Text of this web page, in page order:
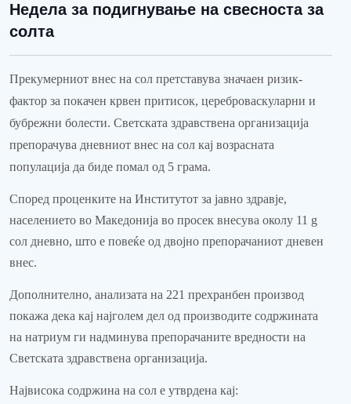
Недела за подигнување на свесноста за
солта
Прекумерниот внес на сол претставува значаен ризик-
фактор за покачен крвен притисок, цереброваскуларни и
бубрежни болести. Светската здравствена организација
препорачува дневниот внес на сол кај возрасната
популација да биде помал од 5 грама.
Според проценките на Институтот за јавно здравје,
населението во Македонија во просек внесува околу 11 g
сол дневно, што е повеќе од двојно препорачаниот дневен
внес.
Дополнително, анализата на 221 прехранбен производ
покажа дека кај најголем дел од производите содржината
на натриум ги надминува препорачаните вредности на
Светската здравствена организација.
Највисока содржина на сол е утврдена кај: